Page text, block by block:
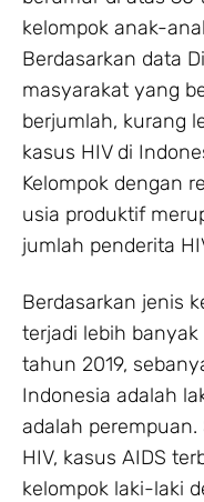
kelompok anak-
Berdasarkan data
masyarakat yang
berjumlah, kurang
kasus HIV di
Kelompok dengan
usia produktif
jumlah penderita
Berdasarkan jenis
terjadi lebih
tahun 2019,
Indonesia adalah
adalah perempuan.
HIV, kasus AIDS
kelompok laki-laki